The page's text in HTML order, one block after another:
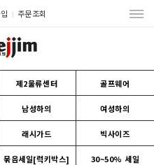
주문조회
제2물류센터 골프웨어
남성하의 여성하의
래시가드 빅사이즈
묶음세일[럭키박스] 30~50% 세일